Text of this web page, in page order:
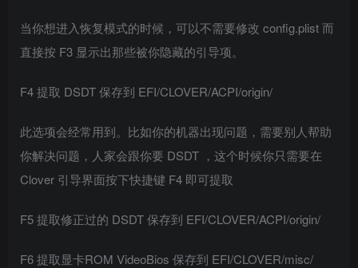
当你想进入恢复模式的时候，可以不需要修改 config.plist 而
直接按 F3 显示出那些被你隐藏的引导项。
F4 提取 DSDT 保存到 EFI/CLOVER/ACPI/origin/
此选项会经常用到。比如你的机器出现问题，需要别人帮助
你解决问题，人家会跟你要 DSDT ，这个时候你只需要在
Clover 引导界面按下快捷键 F4 即可提取
F5 提取修正过的 DSDT 保存到 EFI/CLOVER/ACPI/origin/
F6 提取显卡ROM VideoBios 保存到 EFI/CLOVER/misc/